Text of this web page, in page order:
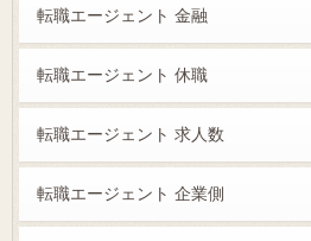
転職エージェント 金融
転職エージェント 休職
転職エージェント 求人数
転職エージェント 企業側